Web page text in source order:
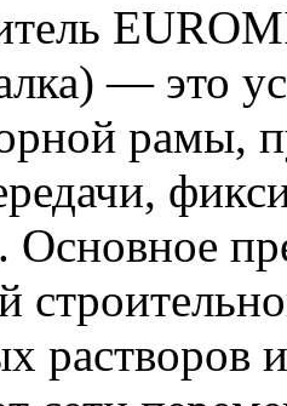
— это
рамы,
Основное
растворов